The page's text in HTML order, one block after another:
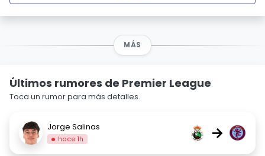
MÁS
Últimos rumores de Premier League
Toca un rumor para más detalles.
Jorge Salinas
hace 1h →